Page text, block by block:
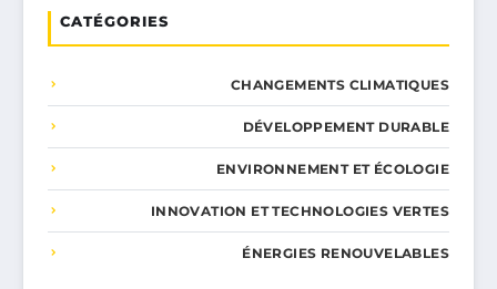
CATÉGORIES
CHANGEMENTS CLIMATIQUES
DÉVELOPPEMENT DURABLE
ENVIRONNEMENT ET ÉCOLOGIE
INNOVATION ET TECHNOLOGIES VERTES
ÉNERGIES RENOUVELABLES